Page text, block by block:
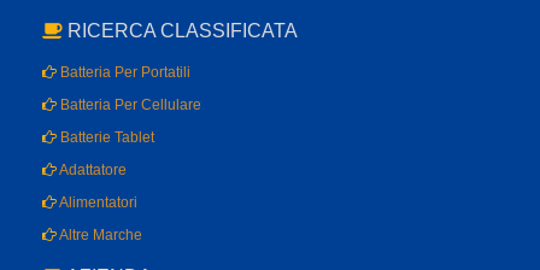
RICERCA CLASSIFICATA
Batteria Per Portatili
Batteria Per Cellulare
Batterie Tablet
Adattatore
Alimentatori
Altre Marche